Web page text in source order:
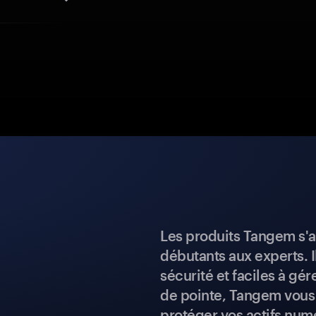
Les produits Tangem
débutants aux experts.
sécurité et faciles à
de pointe, Tangem